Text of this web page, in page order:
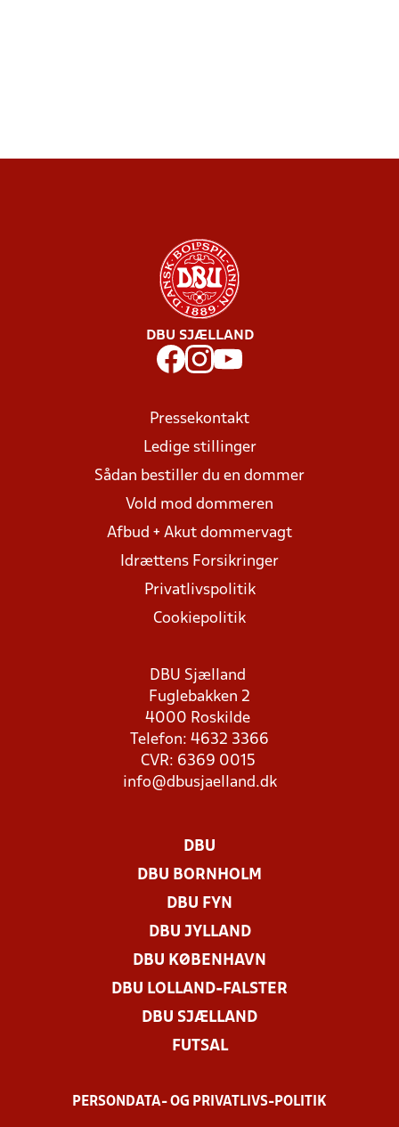
DBU SJÆLLAND
Pressekontakt
Ledige stillinger
Sådan bestiller du en dommer
Vold mod dommeren
Afbud + Akut dommervagt
Idrættens Forsikringer
Privatlivspolitik
Cookiepolitik
DBU Sjælland
Fuglebakken 2
4000 Roskilde
Telefon: 4632 3366
CVR: 6369 0015
info@dbusjaelland.dk
DBU
DBU BORNHOLM
DBU FYN
DBU JYLLAND
DBU KØBENHAVN
DBU LOLLAND-FALSTER
DBU SJÆLLAND
FUTSAL
PERSONDATA- OG PRIVATLIVS-POLITIK